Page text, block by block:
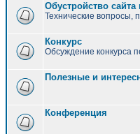
Обустройство
Технические вопросы,
Конкурс
Обсуждение конкурса
Полезные и
Конференция